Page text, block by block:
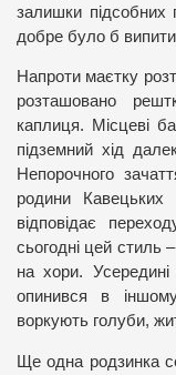
залишки
добре було б випити
Напроти маєтку
розташовано
каплиця. Місцеві
підземний хід
Непорочного
родини
відповідає
сьогодні цей стиль
на хори.
опинився в
воркують голуби,
Ще одна родзинка